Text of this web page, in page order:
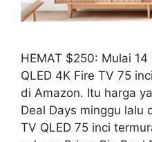
HEMAT $250: Mulai
QLED 4K Fire TV 75
di Amazon. Itu harga
Deal Days minggu lalu
TV QLED 75 inci